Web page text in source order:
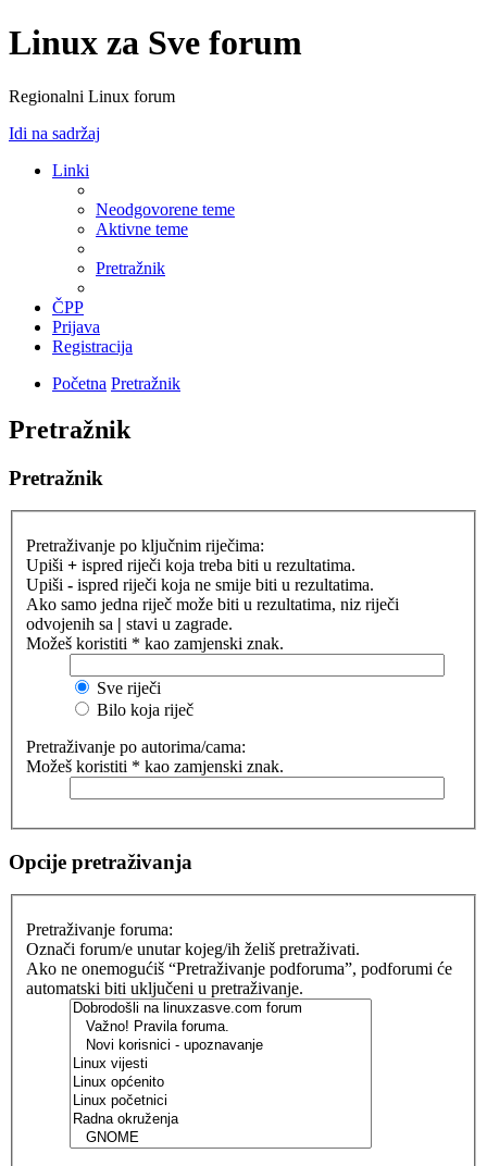
Linux za Sve forum
Regionalni Linux forum
Idi na sadržaj
Linki
Neodgovorene teme
Aktivne teme
Pretražnik
ČPP
Prijava
Registracija
Početna Pretražnik
Pretražnik
Pretražnik
Pretraživanje po ključnim riječima:
Upiši + ispred riječi koja treba biti u rezultatima.
Upiši - ispred riječi koja ne smije biti u rezultatima.
Ako samo jedna riječ može biti u rezultatima, niz riječi
odvojenih sa | stavi u zagrade.
Možeš koristiti * kao zamjenski znak.
Sve riječi
Bilo koja riječ
Pretraživanje po autorima/cama:
Možeš koristiti * kao zamjenski znak.
Opcije pretraživanja
Pretraživanje foruma:
Označi forum/e unutar kojeg/ih želiš pretraživati.
Ako ne onemogućiš “Pretraživanje podforuma”, podforumi će
automatski biti uključeni u pretraživanje.